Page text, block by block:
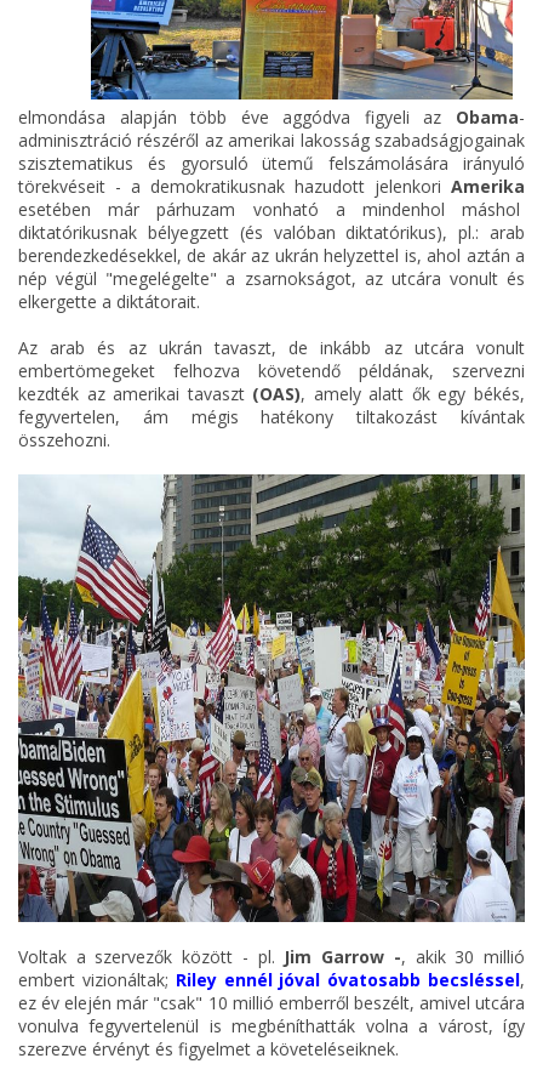
elmondása alapján több éve aggódva figyeli az Obama-
adminisztráció részéről az amerikai lakosság szabadságjogainak
szisztematikus és gyorsuló ütemű felszámolására irányuló
törekvéseit - a demokratikusnak hazudott jelenkori Amerika
esetében már párhuzam vonható a mindenhol máshol
diktatórikusnak bélyegzett (és valóban diktatórikus), pl.: arab
berendezkedésekkel, de akár az ukrán helyzettel is, ahol aztán a
nép végül "megelégelte" a zsarnokságot, az utcára vonult és
elkergette a diktátorait.
Az arab és az ukrán tavaszt, de inkább az utcára vonult
embertömegeket felhozva követendő példának, szervezni
kezdték az amerikai tavaszt (OAS), amely alatt ők egy békés,
fegyvertelen, ám mégis hatékony tiltakozást kívántak
összehozni.
Voltak a szervezők között - pl. Jim Garrow -, akik 30 millió
embert vizionáltak; Riley ennél jóval óvatosabb becsléssel,
ez év elején már "csak" 10 millió emberről beszélt, amivel utcára
vonulva fegyvertelenül is megbéníthatták volna a várost, így
szerezve érvényt és figyelmet a követeléseiknek.